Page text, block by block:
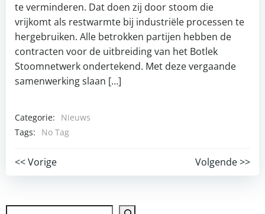
te verminderen. Dat doen zij door stoom die
vrijkomt als restwarmte bij industriële processen te
hergebruiken. Alle betrokken partijen hebben de
contracten voor de uitbreiding van het Botlek
Stoomnetwerk ondertekend. Met deze vergaande
samenwerking slaan […]
Categorie:
Nieuws
Tags:
No Tag
Post
navigation
<< Vorige
Post
navigation
Volgende >>